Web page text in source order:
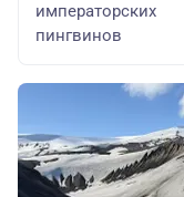
императорских
пингвинов